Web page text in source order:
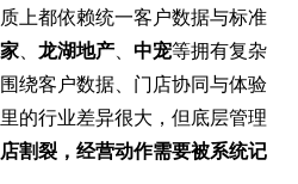
上都依赖统一客户数据与标准
、龙湖地产、中宠等拥有复杂
绕客户数据、门店协同与体验
的行业差异很大，但底层管理
割裂，经营动作需要被系统记